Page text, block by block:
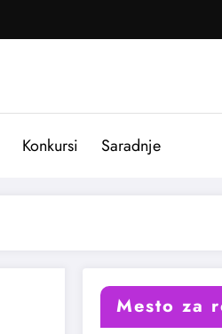
Konkursi Saradnje
Mesto za